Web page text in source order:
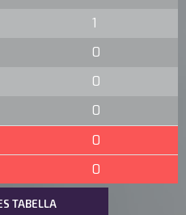
1
0
0
0
0
0
TABELLA